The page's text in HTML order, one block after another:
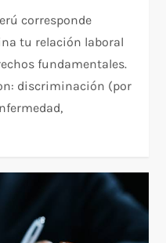
corresponde
tu relación laboral
fundamentales.
discriminación (por